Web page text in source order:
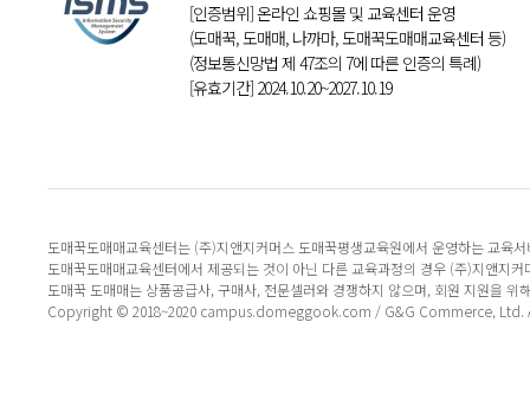
[인증범위] 온라인 쇼핑몰 및 교육센터 운영
(도매꾹, 도매매, 나까마, 도매꾹도매매교육센터 등)
(정보통신망법 제 47조의 7에 따른 인증의 특례)
[유효기간] 2024.10.20~2027.10.19
도매꾹도매매교육센터는 (주)지앤지커머스 도매꾹평생교육원에서 운영하는 교육
도매꾹도매매교육센터에서 제공되는 것이 아닌 다른 교육과정의 경우 (주)지앤지
도매꾹 도매매는 상품공급사, 구매사, 전문셀러와 경쟁하지 않으며, 회원 지원을 위
Copyright © 2018~2020 campus.domeggook.com / G&G Commerce, Ltd.